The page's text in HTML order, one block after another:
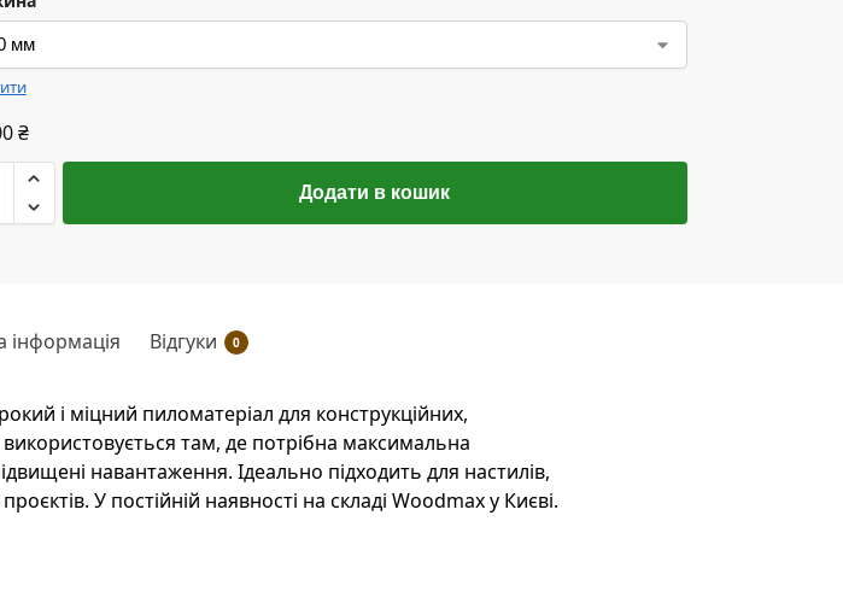
₴
Додати в кошик
інформація Відгуки 0
і міцний пиломатеріал для конструкційних,
там, де потрібна максимальна
навантаження. Ідеально підходить для настилів,
У постійній наявності на складі Woodmax у Києві.